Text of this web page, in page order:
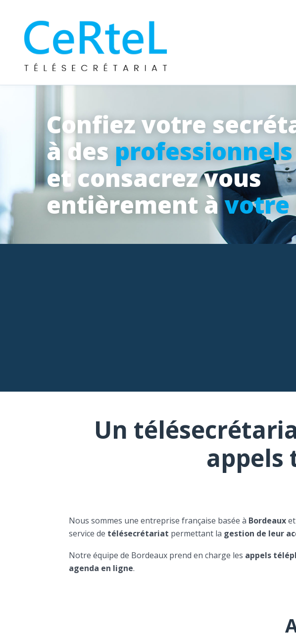
Confiez votre
à des professionnels
et consacrez vous
entièrement à
Un
appels
Nous sommes une entreprise française basée à Bordeaux
service de télésecrétariat permettant la gestion de leur
Notre équipe de Bordeaux prend en charge les appels
agenda en ligne.